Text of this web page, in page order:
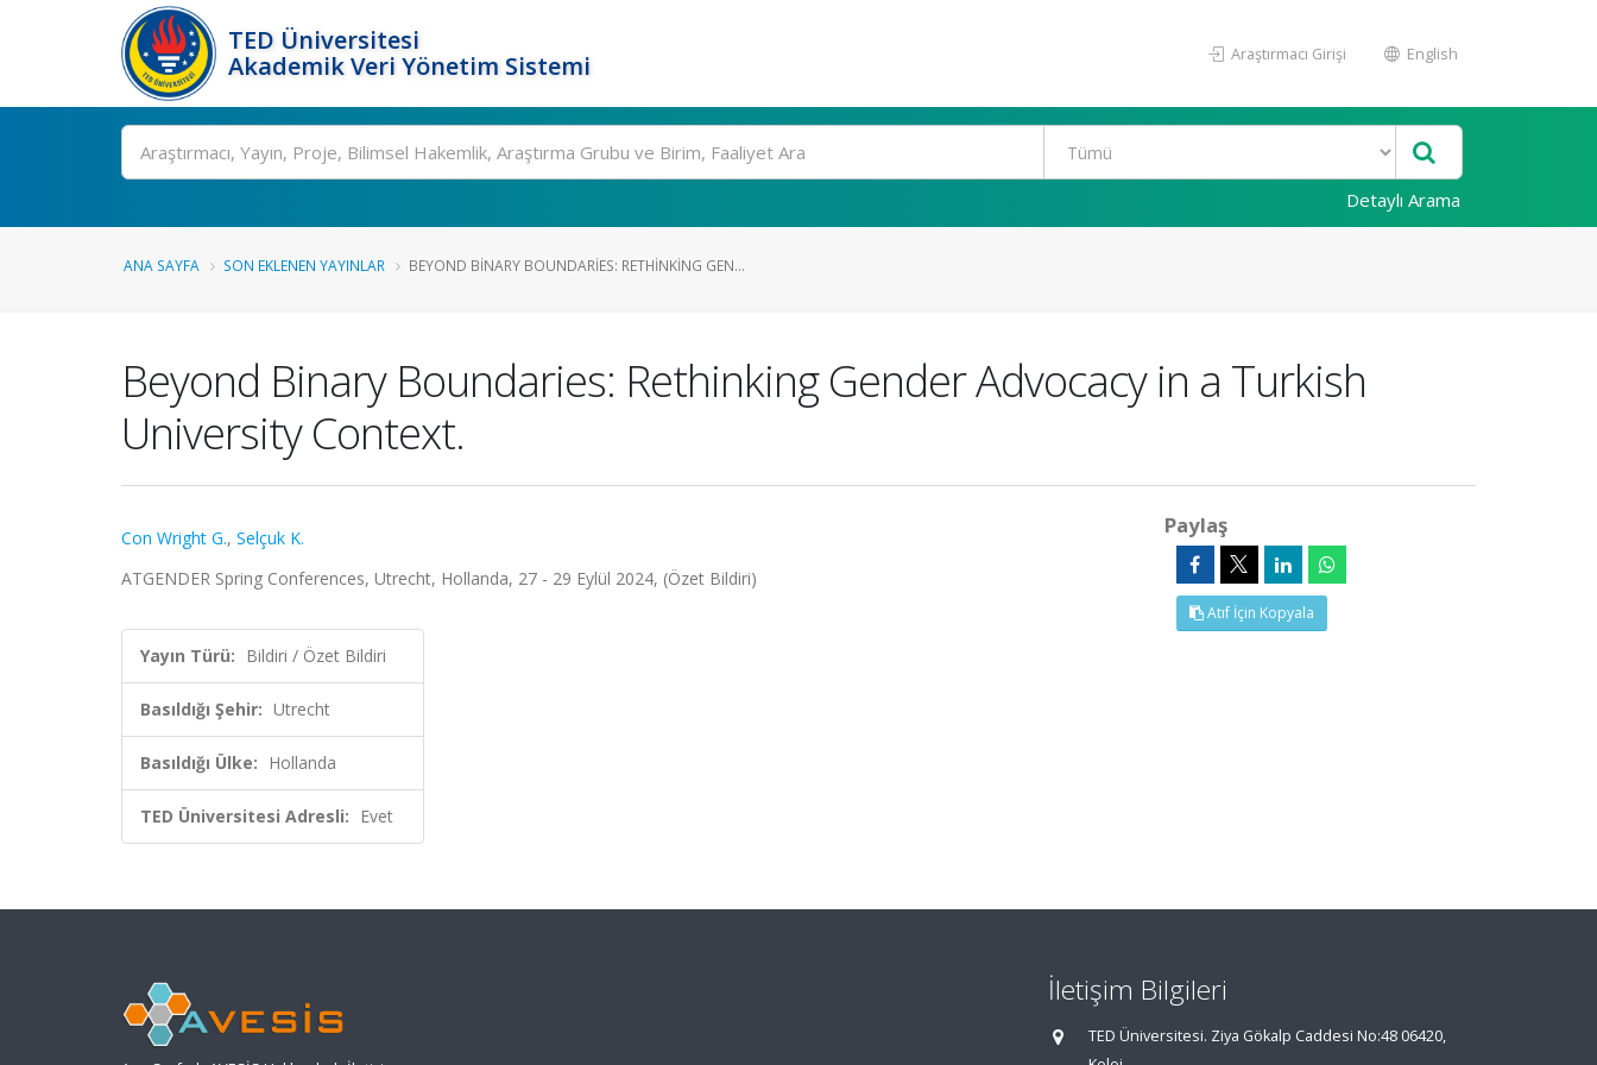
TED Üniversitesi
Akademik Veri Yönetim Sistemi
Araştırmacı Girişi English
Ara
Detaylı Arama
ANA SAYFA SON EKLENEN YAYINLAR BEYOND BINARY BOUNDARIES: RETHINKING GEN...
Beyond Binary Boundaries: Rethinking Gender Advocacy in a Turkish
University Context.
Con Wright G., Selçuk K.
ATGENDER Spring Conferences, Utrecht, Hollanda, 27 - 29 Eylül 2024, (Özet Bildiri)
Yayın Türü: Bildiri / Özet Bildiri
Basıldığı Şehir: Utrecht
Basıldığı Ülke: Hollanda
TED Üniversitesi Adresli: Evet
Paylaş
Atıf İçin Kopyala
İletişim Bilgileri
TED Üniversitesi. Ziya Gökalp Caddesi No:48 06420,